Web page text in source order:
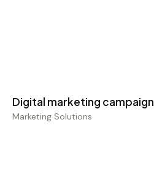
Digital marketing campaign
Marketing Solutions